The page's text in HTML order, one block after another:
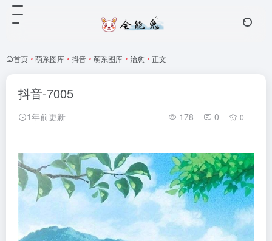
首页 • 萌系图库 • 抖音 • 萌系图库 • 治愈 • 正文
抖音-7005
1年前更新 178 0 0